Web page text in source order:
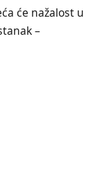
će nažalost u
–